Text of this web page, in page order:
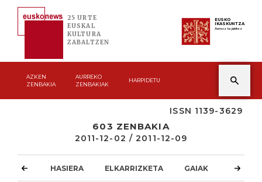
25 URTE
EUSKAL
KULTURA
ZABALTZEN
EUSKO
IKASKUNTZA
Asmoz ta jakitez
AZKEN
ZENBAKIA
AURREKO
ZENBAKIAK
HARPIDETU
ISSN 1139-3629
603 ZENBAKIA
2011-12-02 / 2011-12-09
HASIERA ELKARRIZKETA GAIAK